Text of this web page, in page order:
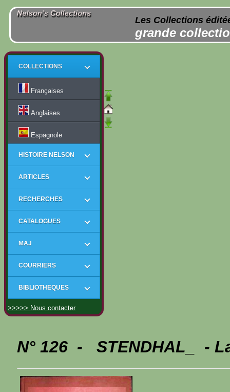
Les Collections
grande
COLLECTIONS
Françaises
Anglaises
Espagnole
HISTOIRE NELSON
ARTICLES
RECHERCHES
CATALOGUES
MAJ
COURRIERS
BIBLIOTHEQUES
>>>>> Nous contacter
N° 126 - STENDHAL_ -